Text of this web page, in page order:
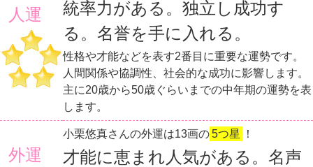
人運
統率力がある。独立し成功す
る。名誉を手に入れる。
性格や才能などを表す2番目に重要な運勢です。
人間関係や協調性、社会的な成功に影響します。
主に20歳から50歳ぐらいまでの中年期の運勢を表
します。
外運
小栗悠真さんの外運は13画の5つ星 ！
才能に恵まれ人気がある。名声